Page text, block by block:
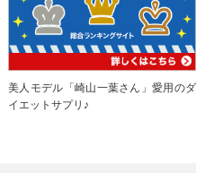
美人モデル「崎山一葉さん」愛用のダ
イエットサプリ♪